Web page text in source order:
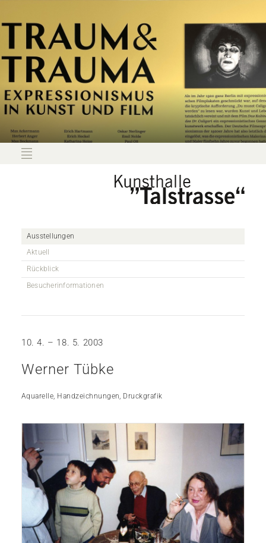
Ausstellungen
Aktuell
Rückblick
Besucherinformationen
10. 4. – 18. 5. 2003
Werner Tübke
Aquarelle, Handzeichnungen, Druckgrafik